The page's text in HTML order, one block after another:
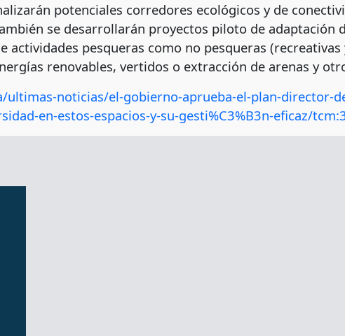
potenciales corredores ecológicos y de
se desarrollarán proyectos piloto de adaptación
actividades pesqueras como no pesqueras
renovables, vertidos o extracción de arenas y
noticias/el-gobierno-aprueba-el-plan-director-
en-estos-espacios-y-su-gesti%C3%B3n-eficaz/